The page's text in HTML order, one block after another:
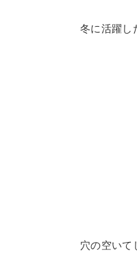
冬に活躍し
穴の空いて